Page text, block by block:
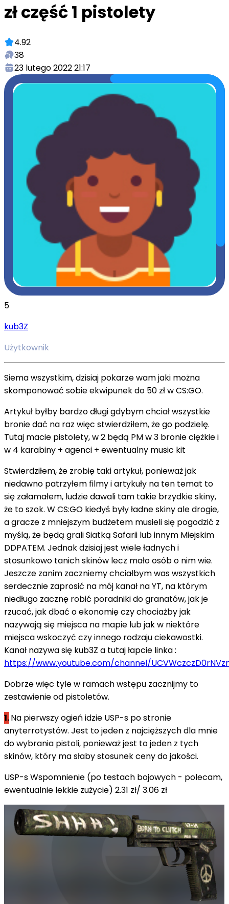
zł część 1 pistolety
4.92
38
23 lutego 2022 21:17
5
kub3Z
Użytkownik
Siema wszystkim, dzisiaj pokarze wam jaki można
skomponować sobie ekwipunek do 50 zł w CS:GO.
Artykuł byłby bardzo długi gdybym chciał wszystkie
bronie dać na raz więc stwierdziłem, że go podzielę.
Tutaj macie pistolety, w 2 będą PM w 3 bronie ciężkie i
w 4 karabiny + agenci + ewentualny music kit
Stwierdziłem, że zrobię taki artykuł, ponieważ jak
niedawno patrzyłem filmy i artykuły na ten temat to
się załamałem, ludzie dawali tam takie brzydkie skiny,
że to szok. W CS:GO kiedyś były ładne skiny ale drogie,
a gracze z mniejszym budżetem musieli się pogodzić z
myślą, że będą grali Siatką Safarii lub innym Miejskim
DDPATEM. Jednak dzisiaj jest wiele ładnych i
stosunkowo tanich skinów lecz mało osób o nim wie.
Jeszcze zanim zaczniemy chciałbym was wszystkich
serdecznie zaprosić na mój kanał na YT, na którym
niedługo zacznę robić poradniki do granatów, jak je
rzucać, jak dbać o ekonomię czy chociażby jak
nazywają się miejsca na mapie lub jak w niektóre
miejsca wskoczyć czy innego rodzaju ciekawostki.
Kanał nazywa się kub3Z a tutaj łapcie linka :
https://www.youtube.com/channel/
Dobrze więc tyle w ramach wstępu zacznijmy to
zestawienie od pistoletów.
1.Na pierwszy ogień idzie USP-s po stronie
anyterrotystów. Jest to jeden z najcięższych dla mnie
do wybrania pistoli, ponieważ jest to jeden z tych
skinów, który ma słaby stosunek ceny do jakości.
USP-s Wspomnienie (po testach bojowych - polecam,
ewentualnie lekkie zużycie) 2.31 zł/ 3.06 zł